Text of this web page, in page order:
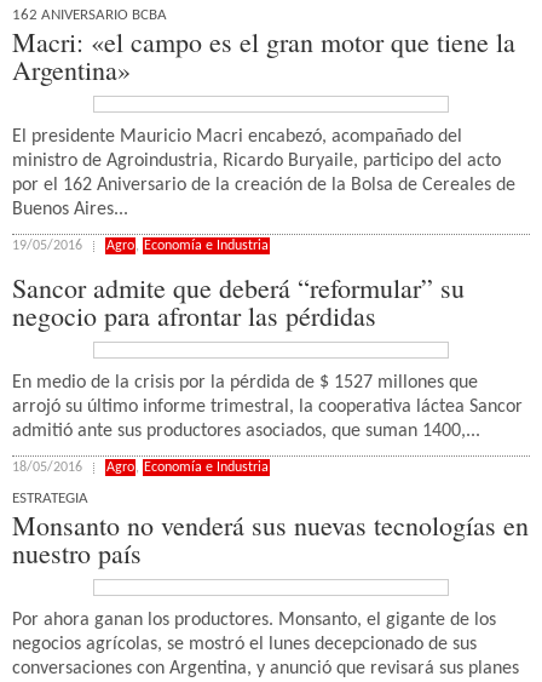
162 ANIVERSARIO BCBA
Macri: «el campo es el gran motor que tiene la
Argentina»
El presidente Mauricio Macri encabezó, acompañado del
ministro de Agroindustria, Ricardo Buryaile, participo del acto
por el 162 Aniversario de la creación de la Bolsa de Cereales de
Buenos Aires...
19/05/2016 Agro, Economía e Industria
Sancor admite que deberá “reformular” su
negocio para afrontar las pérdidas
En medio de la crisis por la pérdida de $ 1527 millones que
arrojó su último informe trimestral, la cooperativa láctea Sancor
admitió ante sus productores asociados, que suman 1400,...
18/05/2016 Agro, Economía e Industria
ESTRATEGIA
Monsanto no venderá sus nuevas tecnologías en
nuestro país
Por ahora ganan los productores. Monsanto, el gigante de los
negocios agrícolas, se mostró el lunes decepcionado de sus
conversaciones con Argentina, y anunció que revisará sus planes